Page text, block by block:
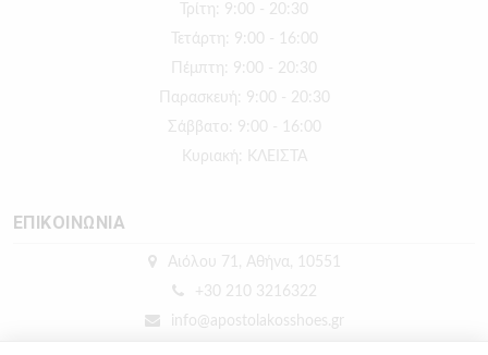
Τρίτη: 9:00 - 20:30
Τετάρτη: 9:00 - 16:00
Πέμπτη: 9:00 - 20:30
Παρασκευή: 9:00 - 20:30
Σάββατο: 9:00 - 16:00
Κυριακή: ΚΛΕΙΣΤΑ
ΕΠΙΚΟΙΝΩΝΙΑ
Αιόλου 71, Αθήνα, 10551
+30 210 3216322
info@apostolakosshoes.gr